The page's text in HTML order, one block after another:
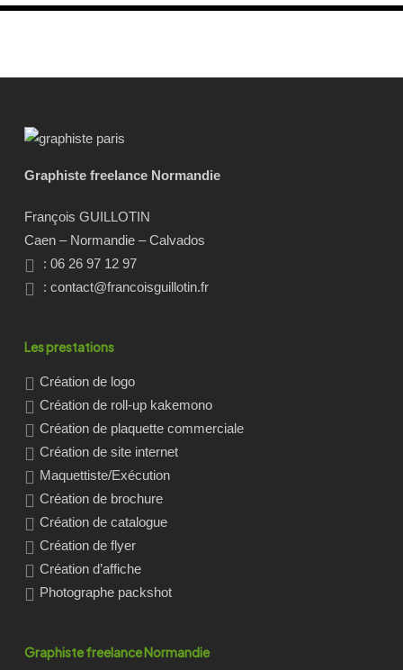
Graphiste freelance Normandie
François GUILLOTIN
Caen – Normandie – Calvados
: 06 26 97 12 97
:contact@francoisguillotin.fr
Les prestations
Création de logo
Création de roll-up kakemono
Création de plaquette commerciale
Création de site internet
Maquettiste/Exécution
Création de brochure
Création de catalogue
Création de flyer
Création d’affiche
Photographe packshot
Graphiste freelance Normandie